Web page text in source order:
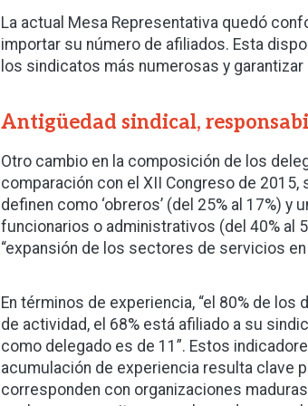
La actual Mesa Representativa quedó
importar su número de afiliados. Esta
los sindicatos más numerosas y
Antigüedad sindical,
Otro cambio en la composición de los
comparación con el XII Congreso de
definen como ‘obreros’ (del 25% al 17%)
funcionarios o administrativos (del 40% al
“expansión de los sectores de servicios
En términos de experiencia, “el 80% de
de actividad, el 68% está afiliado a su
como delegado es de 11”. Estos
acumulación de experiencia resulta clave
corresponden con organizaciones